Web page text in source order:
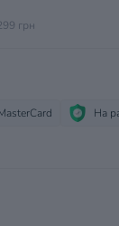
грн
На